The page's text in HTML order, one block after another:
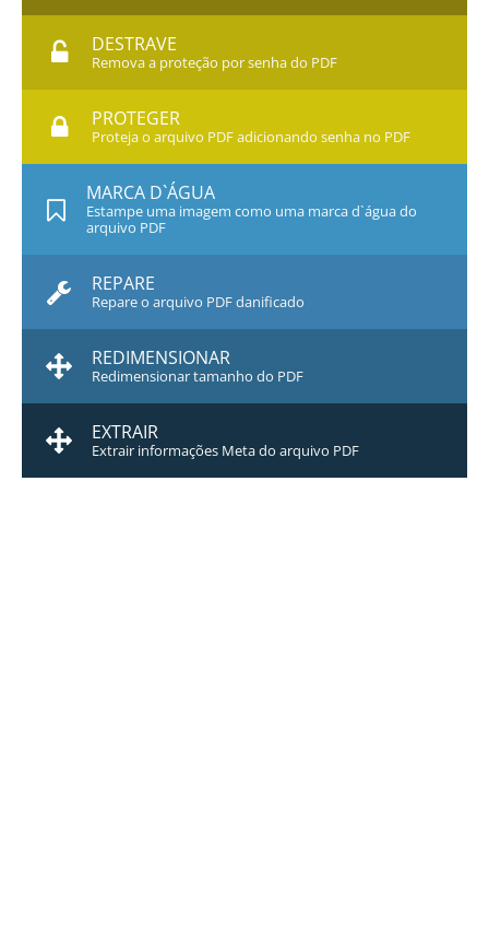
DESTRAVE
Remova a proteção por senha do PDF
PROTEGER
Proteja o arquivo PDF adicionando senha no PDF
MARCA D`ÁGUA
Estampe uma imagem como uma marca d`água do
arquivo PDF
REPARE
Repare o arquivo PDF danificado
REDIMENSIONAR
Redimensionar tamanho do PDF
EXTRAIR
Extrair informações Meta do arquivo PDF